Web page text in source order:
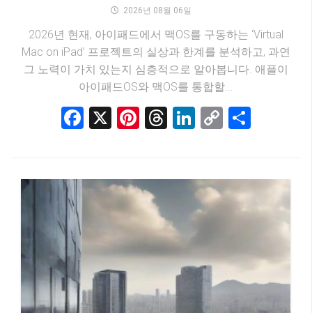
2026년 08월 06일
2026년 현재, 아이패드에서 맥OS를 구동하는 ‘Virtual
Mac on iPad’ 프로젝트의 실상과 한계를 분석하고, 과연
그 노력이 가치 있는지 심층적으로 알아봅니다. 애플이
아이패드OS와 맥OS를 통합할...
Facebook
X Pinterest
Threads
LinkedIn
CopyShare